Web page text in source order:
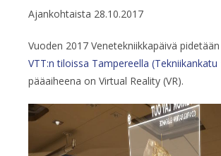
Ajankohtaista 28.10.2017
Vuoden 2017 Venetekniikkapäivä
VTT:n tiloissa Tampereella (Tekniikankatu
pääaiheena on Virtual Reality (VR).